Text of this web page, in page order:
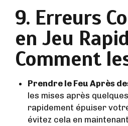
9. Erreurs
en Jeu
Comment
Prendre le Feu Après
les mises après
rapidement épuiser
évitez cela en